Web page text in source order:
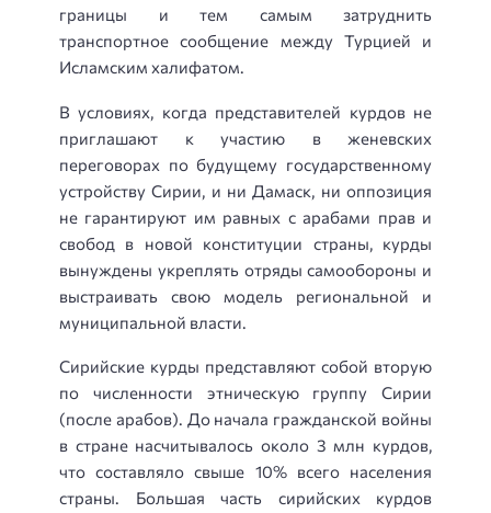
границы и тем самым затруднить
транспортное сообщение между Турцией и
Исламским халифатом.
В условиях, когда представителей курдов не
приглашают к участию в женевских
переговорах по будущему государственному
устройству Сирии, и ни Дамаск, ни оппозиция
не гарантируют им равных с арабами прав и
свобод в новой конституции страны, курды
вынуждены укреплять отряды самообороны и
выстраивать свою модель региональной и
муниципальной власти.
Сирийские курды представляют собой вторую
по численности этническую группу Сирии
(после арабов). До начала гражданской войны
в стране насчитывалось около 3 млн курдов,
что составляло свыше 10% всего населения
страны. Большая часть сирийских курдов